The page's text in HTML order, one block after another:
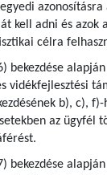
kell adni és azok
célra
bekezdése
vidékfejlesztési
b), c),
az ügyfél
bekezdése